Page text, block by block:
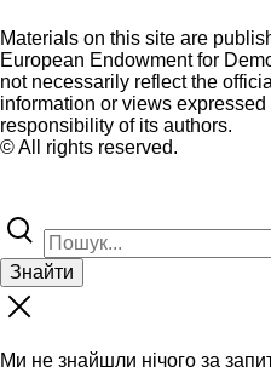
Materials on this site are
European Endowment for
not necessarily reflect the
information or views
responsibility of its authors.
© All rights reserved.
Знайти
Ми не знайшли нічого за